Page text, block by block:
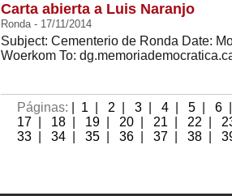
Carta abierta a Luis Naranjo
Ronda - 17/11/2014
Subject: Cementerio de Ronda Date:
Woerkom To:
Páginas: 1 2 3 4 5 6
17
18 19 20 21 22
33
34 35 36 37 38